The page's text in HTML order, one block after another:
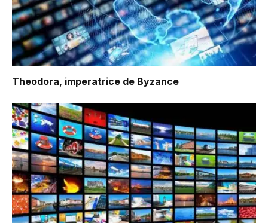
Theodora, imperatrice de Byzance